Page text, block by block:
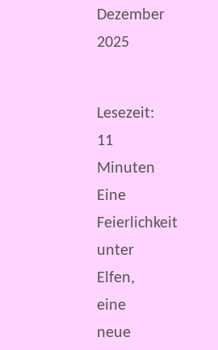
Dezember
2025
Lesezeit:
11
Minuten
Eine
Feierlichkeit
unter
Elfen,
eine
neue